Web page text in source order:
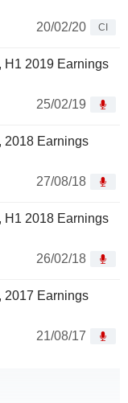
20/02/20
CI
H1 2019 Earnings
25/02/19
2018 Earnings
27/08/18
H1 2018 Earnings
26/02/18
2017 Earnings
21/08/17